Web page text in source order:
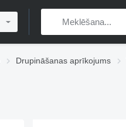
Drupināšanas aprīkojums